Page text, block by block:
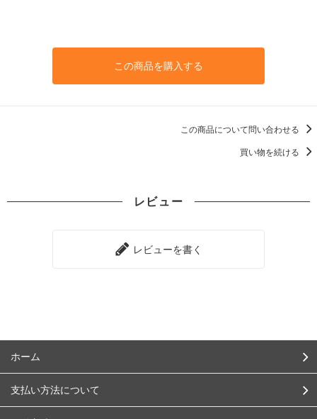
この商品を購入する
この商品について問い合わせる
買い物を続ける
レビュー
レビューを書く
ホーム
支払い方法について